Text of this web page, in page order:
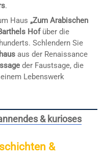
.
Haus „Zum Arabischen
Hofüber die
Schlendern Sie
aus der Renaissance
der Faustsage, die
Lebenswerk
& kurioses
&